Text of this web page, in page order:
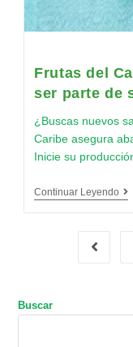
Frutas del
ser parte de
¿Buscas nuevos
Caribe asegura
Inicie su
Continuar Leyendo
Buscar